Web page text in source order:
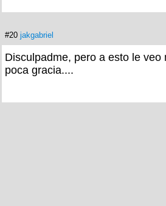
#20 jakgabriel
Disculpadme, pero a esto le veo
poca gracia....